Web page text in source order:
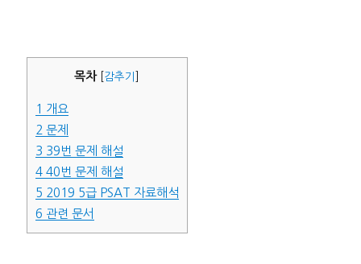
목차 감추기
1 개요
2 문제
3 39번 문제 해설
440번 문제 해설
5 2019 5급 PSAT 자료해석
6 관련 문서